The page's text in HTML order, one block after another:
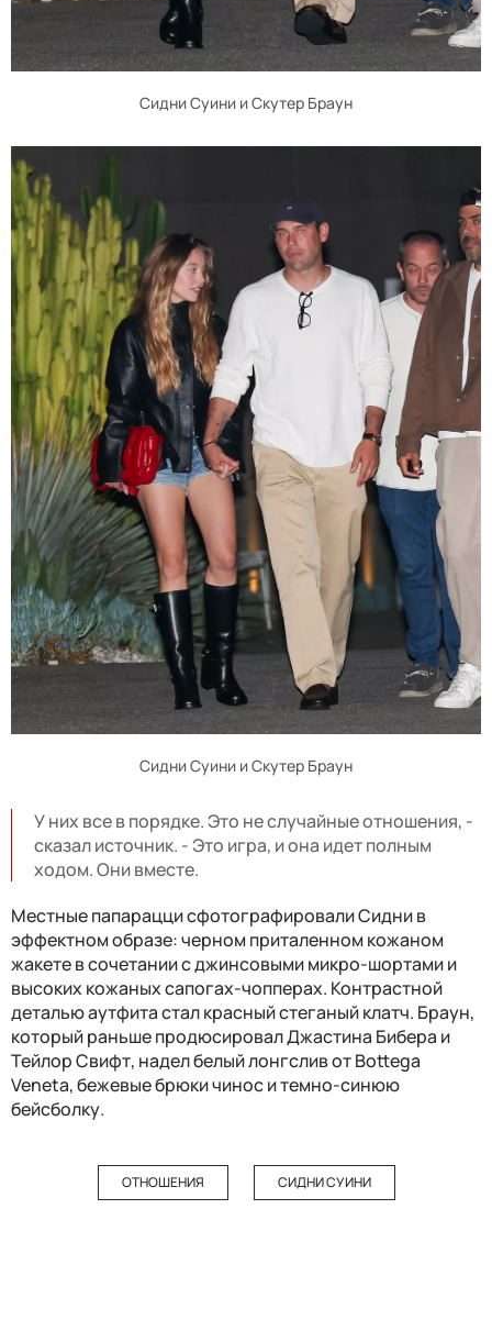
Сидни Суини и Скутер Браун
Сидни Суини и Скутер Браун
У них все в порядке. Это не случайные отношения, -
сказал источник. - Это игра, и она идет полным
ходом. Они вместе.
Местные папарацци сфотографировали Сидни в
эффектном образе: черном приталенном кожаном
жакете в сочетании с джинсовыми микро-шортами и
высоких кожаных сапогах-чопперах. Контрастной
деталью аутфита стал красный стеганый клатч. Браун,
который раньше продюсировал Джастина Бибера и
Тейлор Свифт, надел белый лонгслив от Bottega
Veneta, бежевые брюки чинос и темно-синюю
бейсболку.
ОТНОШЕНИЯ СИДНИ СУИНИ